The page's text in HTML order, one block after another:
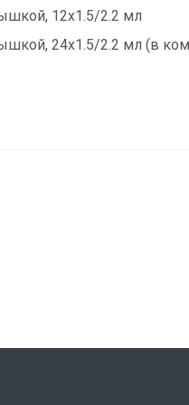
12x1.5/2.2 мл
24x1.5/2.2 мл (в